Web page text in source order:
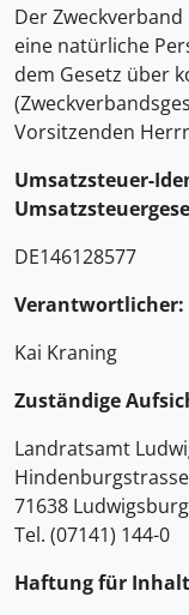
Der
eine natürliche
dem Gesetz über
Vorsitzenden
Umsatzsteuer-
DE146128577
Verantwortlicher:
Kai Kraning
Zuständige
Landratsamt
71638 Ludwigsburg
Tel. (07141) 144-0
Haftung für